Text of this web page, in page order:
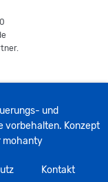
und
vorbehalten. Konzept
mohanty
Kontakt